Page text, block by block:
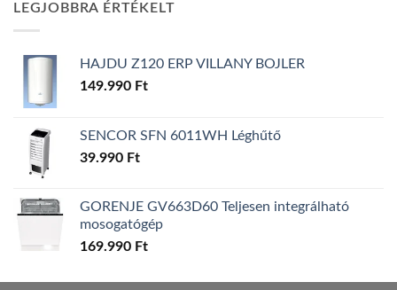
157.990 Ft.
LEGJOBBRA ÉRTÉKELT
HAJDU Z120 ERP VILLANY BOJLER
149.990 Ft
SENCOR SFN 6011WH Léghűtő
39.990 Ft
GORENJE GV663D60 Teljesen integrálható
mosogatógép
169.990 Ft